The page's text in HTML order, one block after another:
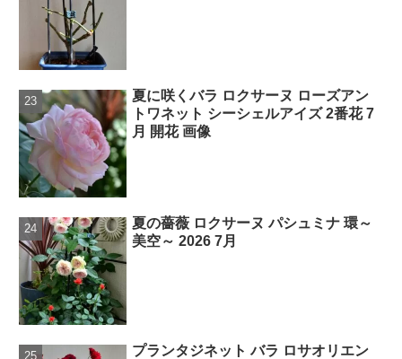
夏に咲くバラ ロクサーヌ ローズアン
トワネット シーシェルアイズ 2番花 7
月 開花 画像
夏の薔薇 ロクサーヌ パシュミナ 環～
美空～ 2026 7月
プランタジネット バラ ロサオリエン